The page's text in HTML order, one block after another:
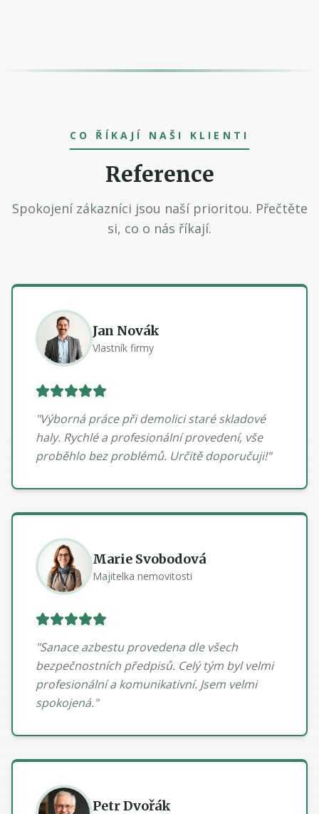
CO ŘÍKAJÍ NAŠI KLIENTI
Reference
Spokojení zákazníci jsou naší prioritou. Přečtěte
si, co o nás říkají.
Jan Novák
Vlastník firmy
"Výborná práce při demolici staré skladové
haly. Rychlé a profesionální provedení, vše
proběhlo bez problémů. Určitě doporučuji!"
Marie Svobodová
Majitelka nemovitosti
"Sanace azbestu provedena dle všech
bezpečnostních předpisů. Celý tým byl velmi
profesionální a komunikativní. Jsem velmi
spokojená."
Petr Dvořák